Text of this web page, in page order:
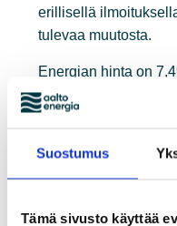
Suostumus
Tämä sivusto käyttää
erillisellä
tulevaa muutosta.
Energian hinta on
1.9.2026 alkaen
perusmaksu 5,95 €/
kuukausi ilman